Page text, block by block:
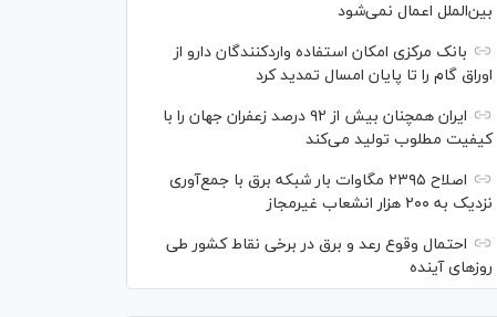
بین‌الملل اعمال نمی‌شود
بانک مرکزی امکان استفاده واردکنندگان دارو از
اوراق گام را تا پایان امسال تمدید کرد
ایران همچنان بیش از ۹۲ درصد زعفران جهان را با
کیفیت مطلوب تولید می‌کند
اصلاح ۲۳۹۵ مگاوات بار شبکه برق با جمع‌آوری
نزدیک به ۲۰۰ هزار انشعاب غیرمجاز
احتمال وقوع رعد و برق در برخی نقاط کشور طی
روز‌های آینده